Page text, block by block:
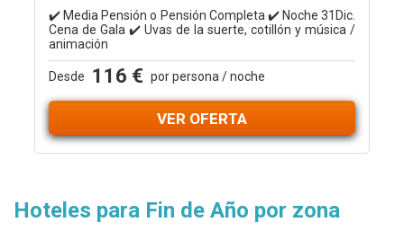
✔️ Media Pensión o Pensión Completa ✔️ Noche 31Dic.
Cena de Gala ✔️ Uvas de la suerte, cotillón y música /
animación
Desde 116 € por persona / noche
VER OFERTA
Hoteles para Fin de Año por zona